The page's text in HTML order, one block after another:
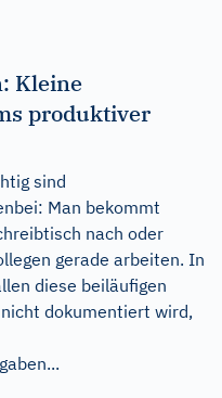
Kleine
produktiver
sind
Man bekommt
nach oder
gerade arbeiten. In
diese beiläufigen
dokumentiert wird,